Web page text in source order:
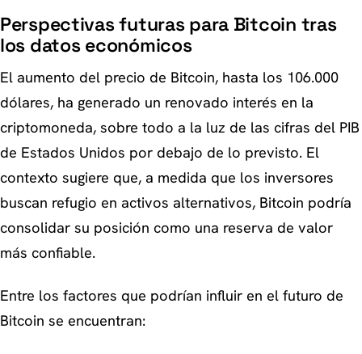
Perspectivas futuras para Bitcoin tras
los datos económicos
El aumento del precio de Bitcoin, hasta los 106.000
dólares, ha generado un renovado interés en la
criptomoneda, sobre todo a la luz de las cifras del PIB
de Estados Unidos por debajo de lo previsto. El
contexto sugiere que, a medida que los inversores
buscan refugio en activos alternativos, Bitcoin podría
consolidar su posición como una reserva de valor
más confiable.
Entre los factores que podrían influir en el futuro de
Bitcoin se encuentran: